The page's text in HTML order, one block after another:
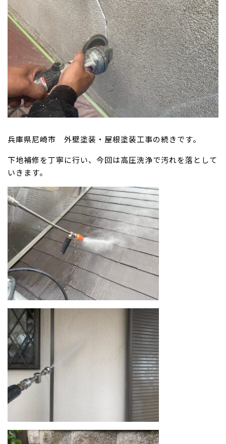
兵庫県尼崎市 外壁塗装・屋根塗装工事の続きです。
下地補修を丁寧に行い、今回は高圧洗浄で汚れを落として
いきます。